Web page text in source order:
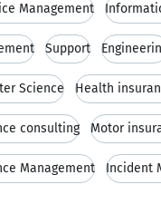
Management
Support
Science Health
consulting Motor
Management Incident